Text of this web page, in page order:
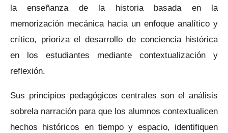
la enseñanza de la historia basada en la
memorización mecánica hacia un enfoque analítico y
crítico, prioriza el desarrollo de conciencia histórica
en los estudiantes mediante contextualización y
reflexión.
Sus principios pedagógicos centrales son el análisis
sobrela narración para que los alumnos contextualicen
hechos históricos en tiempo y espacio, identifiquen